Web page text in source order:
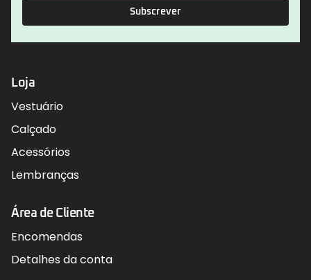
Subscrever
Loja
Vestuário
Calçado
Acessórios
Lembranças
Área de Cliente
Encomendas
Detalhes da conta